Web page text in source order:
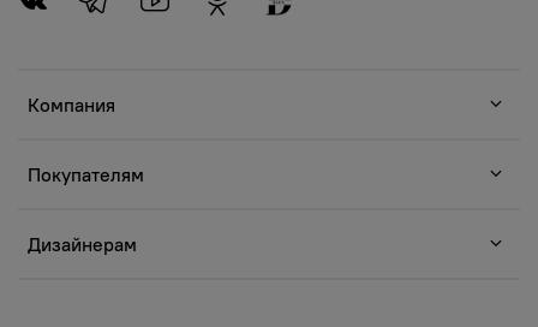
Компания
Покупателям
Дизайнерам